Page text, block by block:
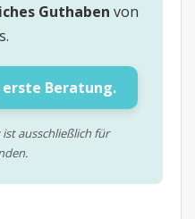
Guthaben von
erste Beratung.
ausschließlich für